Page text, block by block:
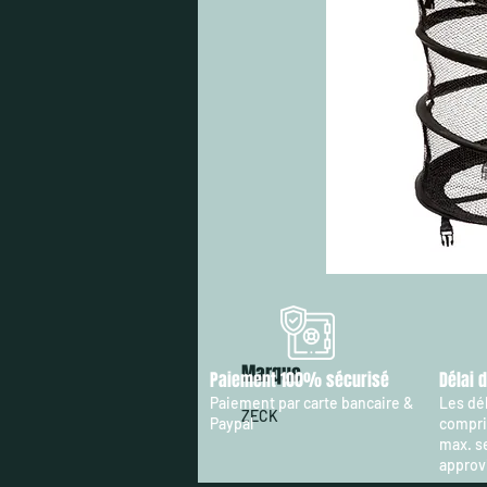
Marque
ZECK
Paiement 100% sécurisé
Paiement par carte bancaire &
Paypal
Délai
Les
max.